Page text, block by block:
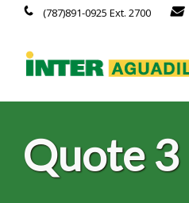
(787)891-0925 Ext. 2700
Quote 3